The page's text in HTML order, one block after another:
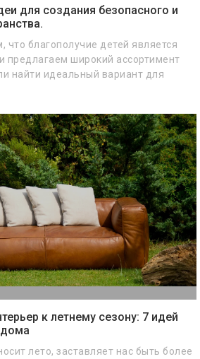
для создания безопасного и
благополучие детей является
предлагаем широкий ассортимент
найти идеальный вариант для
к летнему сезону: 7 идей
дома
лето, заставляет нас быть более